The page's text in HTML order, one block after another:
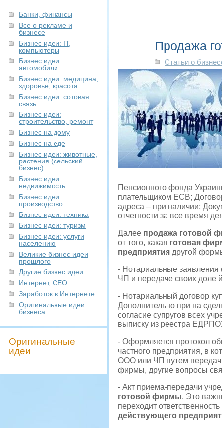
Банки, финансы
Все о рекламе и
бизнесе
Бизнес идеи: IT,
компьютеры
Бизнес идеи:
автомобили
Бизнес идеи: медицина,
здоровье, красота
Бизнес идеи: сотовая
связь
Бизнес идеи:
строительство, ремонт
Бизнес на дому
Бизнес на еде
Бизнес идеи: животные,
растения (сельский
бизнес)
Бизнес идеи:
недвижимость
Бизнес идеи:
производство
Бизнес идеи: техника
Бизнес идеи: туризм
Бизнес идеи: услуги
населению
Великие бизнес идеи
прошлого
Другие бизнес идеи
Интернет, СЕО
Заработок в Интернете
Оригинальные идеи
бизнеса
Оригинальные
идеи
Продажа
Статьи о
Пенсионного фонда
плательщиком ЕСВ;
адреса – при наличии;
отчетности за все время
Далее продажа готовой
от того, какая готовая
предприятия другой
- Нотариальные заявления
ЧП и передаче своих доле
- Нотариальный договор
Дополнительно при на
согласие супругов всех
выписку из реестра
- Оформляется протокол
частного предприятия, в
ООО или ЧП путем
фирмы, другие вопросы
- Акт приема-передачи
готовой фирмы. Это
переходит
действующего